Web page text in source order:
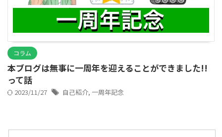
コラム
本ブログは無事に一周年を迎えることができました!!
って話
2023/11/27 自己紹介, 一周年記念